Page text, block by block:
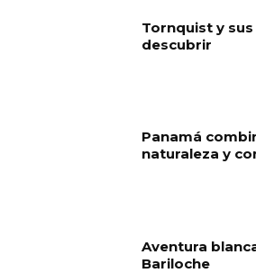
Tornquist y
descubrir
Panamá
naturaleza y
Aventura
Bariloche